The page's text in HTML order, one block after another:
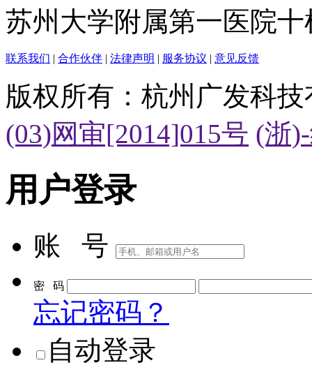
苏州大学附属第一医院
联系我们 | 合作伙伴 | 法律声明 | 服务协议 | 意见反馈
版权所有：杭州广发科
(03)网审[2014]015号 (浙
用户登录
账 号
密 码
忘记密码？
自动登录